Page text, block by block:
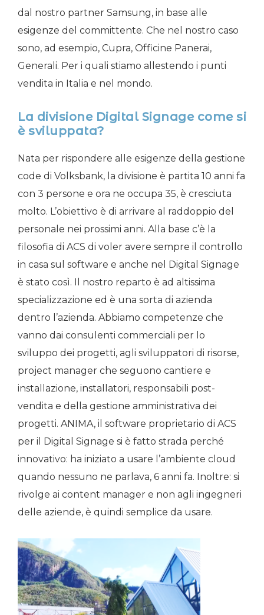
dal nostro partner Samsung, in base alle
esigenze del committente. Che nel nostro caso
sono, ad esempio, Cupra, Officine Panerai,
Generali. Per i quali stiamo allestendo i punti
vendita in Italia e nel mondo.
La divisione Digital Signage come si
è sviluppata?
Nata per rispondere alle esigenze della gestione
code di Volksbank, la divisione è partita 10 anni fa
con 3 persone e ora ne occupa 35, è cresciuta
molto. L’obiettivo è di arrivare al raddoppio del
personale nei prossimi anni. Alla base c’è la
filosofia di ACS di voler avere sempre il controllo
in casa sul software e anche nel Digital Signage
è stato così. Il nostro reparto è ad altissima
specializzazione ed è una sorta di azienda
dentro l’azienda. Abbiamo competenze che
vanno dai consulenti commerciali per lo
sviluppo dei progetti, agli sviluppatori di risorse,
project manager che seguono cantiere e
installazione, installatori, responsabili post-
vendita e della gestione amministrativa dei
progetti. ANIMA, il software proprietario di ACS
per il Digital Signage si è fatto strada perché
innovativo: ha iniziato a usare l’ambiente cloud
quando nessuno ne parlava, 6 anni fa. Inoltre: si
rivolge ai content manager e non agli ingegneri
delle aziende, è quindi semplice da usare.